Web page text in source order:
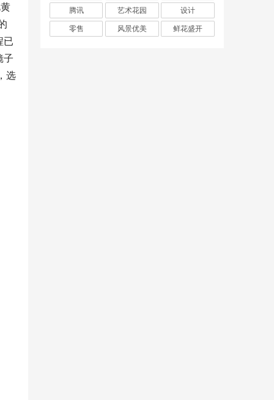
已
子
选
腾讯
艺术花园
设计
零售
风景优美 鲜花盛开